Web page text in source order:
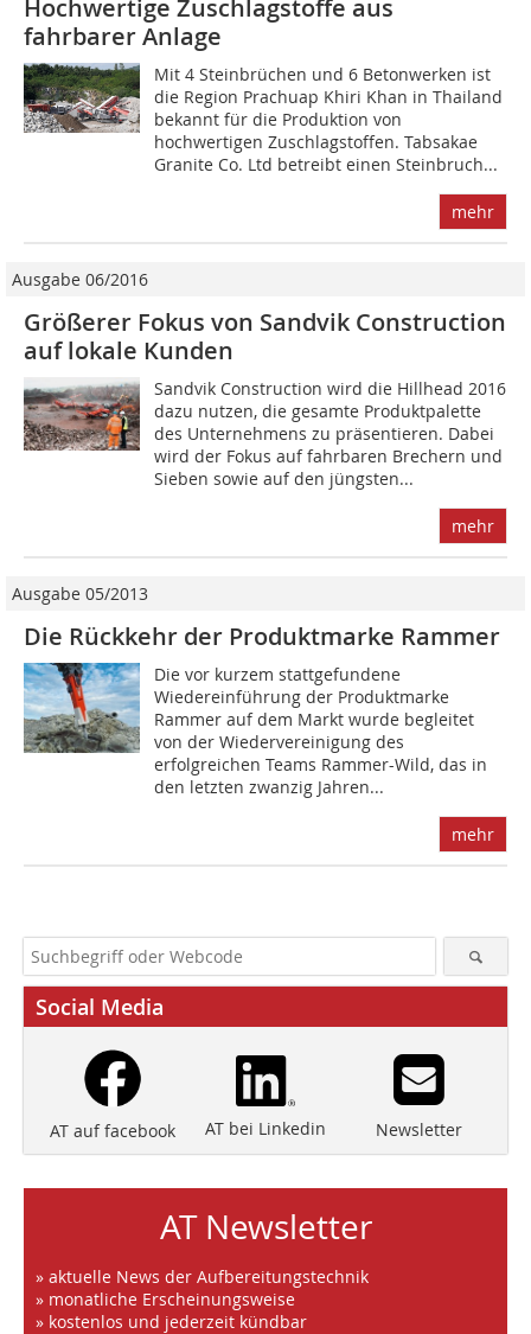
Hochwertige Zuschlagstoffe aus
fahrbarer Anlage
Mit 4 Steinbrüchen und 6 Betonwerken ist
die Region Prachuap Khiri Khan in Thailand
bekannt für die Produktion von
hochwertigen Zuschlagstoffen. Tabsakae
Granite Co. Ltd betreibt einen Steinbruch...
mehr
Ausgabe 06/2016
Größerer Fokus von Sandvik Construction
auf lokale­ Kunden
Sandvik Construction wird die Hillhead 2016
dazu nutzen, die gesamte Produktpalette
des Unternehmens zu präsentieren. Dabei
wird der Fokus auf fahrbaren Brechern und
Sieben sowie auf den jüngsten...
mehr
Ausgabe 05/2013
Die Rückkehr der Produktmarke Rammer
Die vor kurzem stattgefundene
Wiedereinführung der Produktmarke
Rammer auf dem Markt wurde begleitet
von der Wiedervereinigung des
erfolgreichen Teams Rammer-Wild, das in
den letzten zwanzig Jahren...
mehr
Social Media
AT auf facebook AT bei Linkedin Newsletter
AT Newsletter
» aktuelle News der Aufbereitungstechnik
» monatliche Erscheinungsweise
» kostenlos und jederzeit kündbar